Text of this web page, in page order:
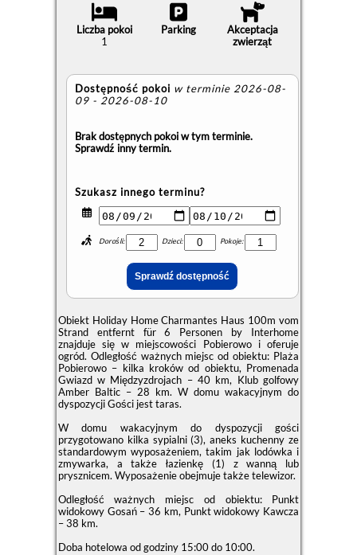
Liczba pokoi
1
Parking
Akceptacja
zwierząt
Dostępność pokoi w terminie 2026-08-
09 - 2026-08-10
Brak dostępnych pokoi w tym terminie.
Sprawdź inny termin.
Szukasz innego terminu?
Dorośli: Dzieci: Pokoje:
Obiekt Holiday Home Charmantes Haus 100m vom
Strand entfernt für 6 Personen by Interhome
znajduje się w miejscowości Pobierowo i oferuje
ogród. Odległość ważnych miejsc od obiektu: Plaża
Pobierowo – kilka kroków od obiektu, Promenada
Gwiazd w Międzyzdrojach – 40 km, Klub golfowy
Amber Baltic – 28 km. W domu wakacyjnym do
dyspozycji Gości jest taras.
W domu wakacyjnym do dyspozycji gości
przygotowano kilka sypialni (3), aneks kuchenny ze
standardowym wyposażeniem, takim jak lodówka i
zmywarka, a także łazienkę (1) z wanną lub
prysznicem. Wyposażenie obejmuje także telewizor.
Odległość ważnych miejsc od obiektu: Punkt
widokowy Gosań – 36 km, Punkt widokowy Kawcza
– 38 km.
Doba hotelowa od godziny 15:00do 10:00.